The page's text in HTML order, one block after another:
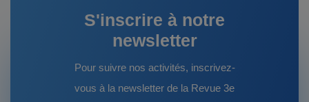
S'inscrire à notre
newsletter
Pour suivre nos activités, inscrivez-
vous à la newsletter de la Revue 3e